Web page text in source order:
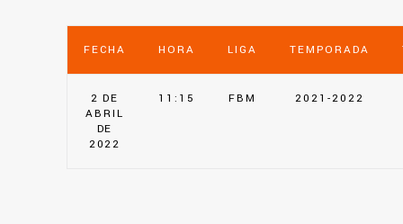
FECHA HORA LIGA TEMPORADA
2 DE
ABRIL
DE
2022
11:15 FBM 2021-2022